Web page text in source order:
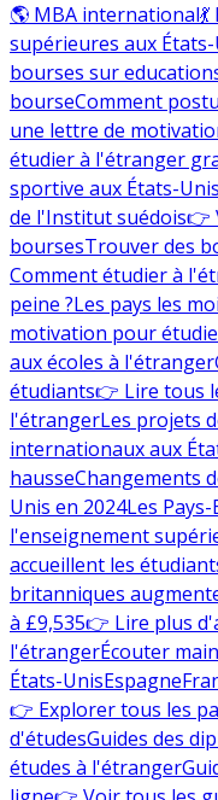
🌎 MBA international
supérieures aux
bourses sur
bourseComment
une lettre de
étudier à l'étranger
sportive aux États-Unis
de l'Institut suédois👉
boursesTrouver des
Comment étudier à
peine ?Les pays les
motivation pour
aux écoles à l'étranger
étudiants👉 Lire tous
l'étrangerLes projets
internationaux aux
hausseChangements
Unis en 2024Les
l'enseignement
accueillent les
britanniques
à £9,535👉 Lire plus
l'étrangerÉcouter
États-UnisEspagne
👉 Explorer tous les
d'étudesGuides des
études à l'étranger